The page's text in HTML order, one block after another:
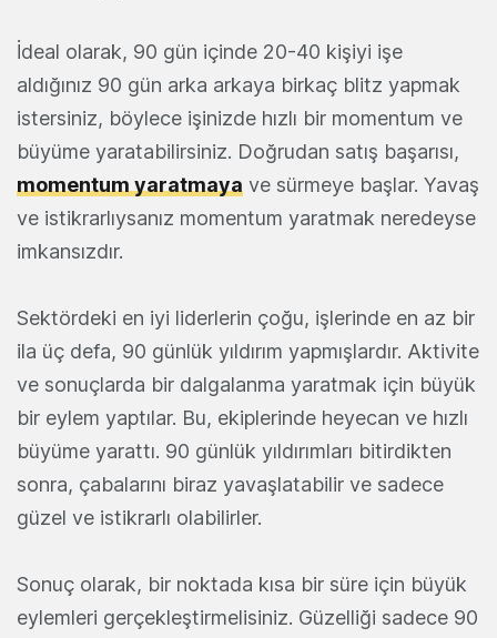
İdeal olarak, 90 gün içinde 20-40 kişiyi işe
aldığınız 90 gün arka arkaya birkaç blitz yapmak
istersiniz, böylece işinizde hızlı bir momentum ve
büyüme yaratabilirsiniz. Doğrudan satış başarısı,
momentum yaratmaya ve sürmeye başlar. Yavaş
ve istikrarlıysanız momentum yaratmak neredeyse
imkansızdır.
Sektördeki en iyi liderlerin çoğu, işlerinde en az bir
ila üç defa, 90 günlük yıldırım yapmışlardır. Aktivite
ve sonuçlarda bir dalgalanma yaratmak için büyük
bir eylem yaptılar. Bu, ekiplerinde heyecan ve hızlı
büyüme yarattı. 90 günlük yıldırımları bitirdikten
sonra, çabalarını biraz yavaşlatabilir ve sadece
güzel ve istikrarlı olabilirler.
Sonuç olarak, bir noktada kısa bir süre için büyük
eylemleri gerçekleştirmelisiniz. Güzelliği sadece 90